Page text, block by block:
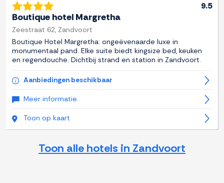
9.5
Boutique hotel Margretha
Zeestraat 62, Zandvoort
Boutique Hotel Margretha: ongeëvenaarde luxe in
monumentaal pand. Elke suite biedt kingsize bed, keuken
en regendouche. Dichtbij strand en station in Zandvoort.
Aanbiedingen beschikbaar
Meer informatie
Toon op kaart
Toon alle hotels in Zandvoort